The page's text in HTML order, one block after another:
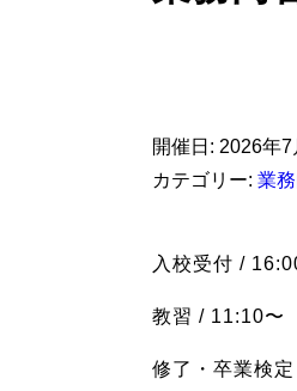
開催日: 2026年7
カテゴリー: 業
入校受付 /
教習 / 11:10〜
修了・卒業検